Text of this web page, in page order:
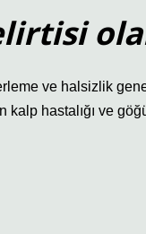
ve halsizlik
hastalığı ve